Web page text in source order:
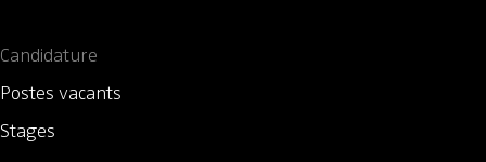
Candidature
Postes vacants
Stages